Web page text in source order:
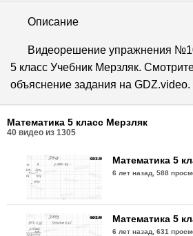
Описание
Видеорешение упражнения
5 класс Учебник Мерзляк.
объяснение задания на GDZ.video.
Математика 5 класс Мерзляк
40 видео из 1305
Математика 5
6 лет назад,588
Математика 5
6 лет назад,631